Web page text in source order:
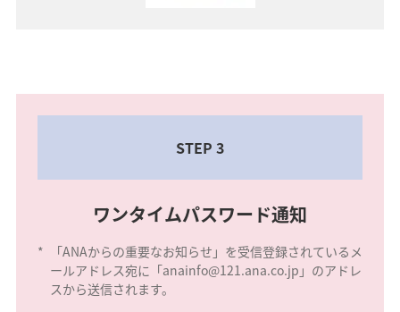
STEP 3
ワンタイムパスワード通知
*
「ANAからの重要なお知らせ」を受信登録されているメ
ールアドレス宛に「anainfo@121.ana.co.jp」のアドレ
スから送信されます。